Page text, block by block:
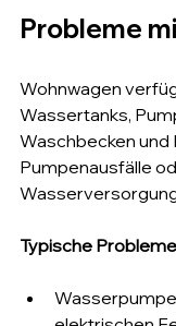
Probleme
Wohnwagen
Wassertanks,
Waschbecken und
Pumpenausfälle
Typische